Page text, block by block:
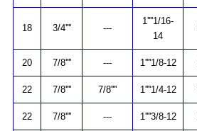
18 3/4'''' ---
1''''1/16-
14
20 7/8'''' --- 1''''1/8-12
22 7/8'''' 7/8'''' 1''''1/4-12
22 7/8'''' --- 1''''3/8-12